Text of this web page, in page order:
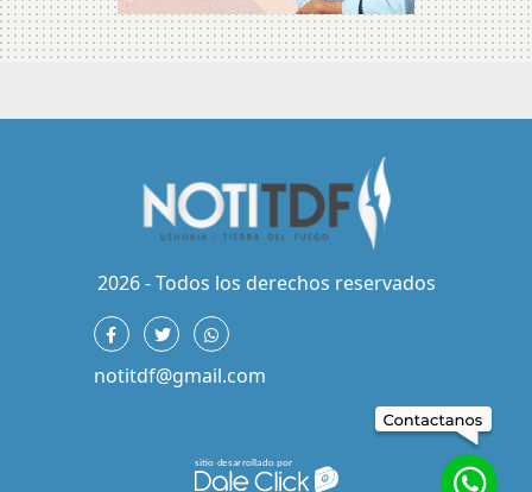
2026 - Todos los derechos reservados
notitdf@gmail.com